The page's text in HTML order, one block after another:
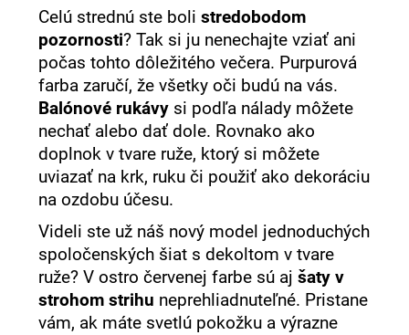
Celú strednú ste bolistredobodom
pozornosti? Tak si ju nenechajte vziať ani
počas tohto dôležitého večera. Purpurová
farba zaručí, že všetky oči budú na vás.
Balónové rukávy si podľa nálady môžete
nechať alebo dať dole. Rovnako ako
doplnok v tvare ruže, ktorý si môžete
uviazať na krk, ruku či použiť ako dekoráciu
na ozdobu účesu.
Videli ste už náš nový model jednoduchých
spoločenských šiat s dekoltom v tvare
ruže? V ostro červenej farbe sú ajšaty v
strohom strihu neprehliadnuteľné. Pristane
vám, ak máte svetlú pokožku a výrazne